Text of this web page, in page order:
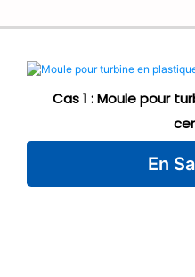
Cas 1 : Moule pour
En